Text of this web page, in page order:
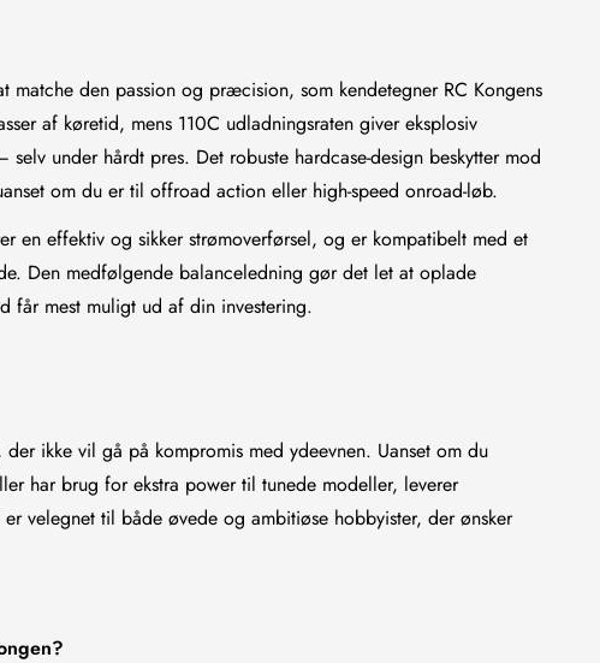
matche den passion og præcision, som kendetegner RC Kongens
af køretid, mens 110C udladningsraten giver eksplosiv
under hårdt pres. Det robuste hardcase-design beskytter mod
om du er til offroad action eller high-speed onroad-løb.
en effektiv og sikker strømoverførsel, og er kompatibelt med et
Den medfølgende balanceledning gør det let at oplade
får mest muligt ud af din investering.
ikke vil gå på kompromis med ydeevnen. Uanset om du
har brug for ekstra power til tunede modeller, leverer
velegnet til både øvede og ambitiøse hobbyister, der ønsker
you 18 years old or older?